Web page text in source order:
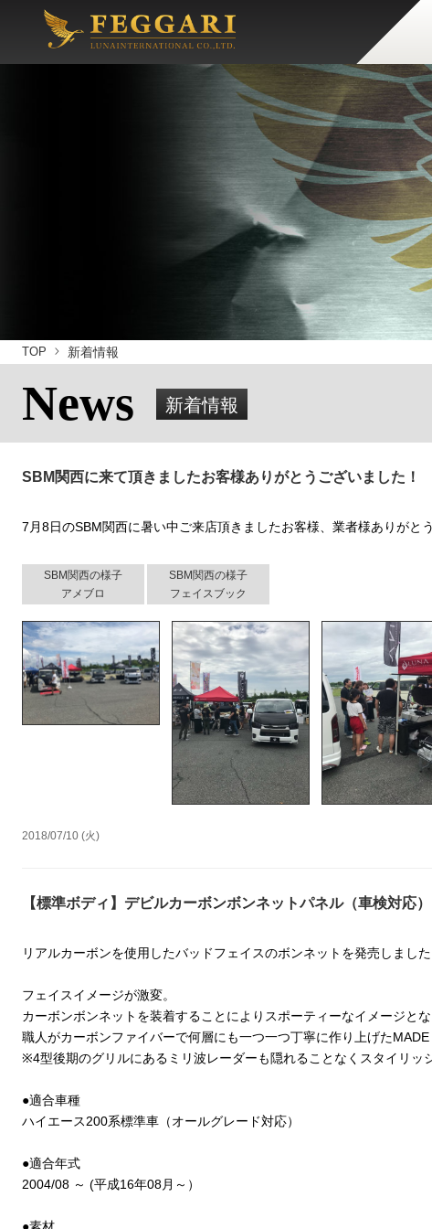
TOP 新着情報
News 新着情報
SBM関西に来て頂きましたお客様ありがとうございました！
7月8日のSBM関西に暑い中ご来店頂きましたお客様、業者様ありがと
SBM関西の様子
アメブロ
SBM関西の様子
フェイスブック
2018/07/10 (火)
【標準ボディ】デビルカーボンボンネットパネル（車検対応）
リアルカーボンを使用したバッドフェイスのボンネットを発売しました
フェイスイメージが激変。
カーボンボンネットを装着することによりスポーティーなイメージとな
職人がカーボンファイバーで何層にも一つ一つ丁寧に作り上げたMADE
※4型後期のグリルにあるミリ波レーダーも隠れることなくスタイリッ
●適合車種
ハイエース200系標準車（オールグレード対応）
●適合年式
2004/08 ～ (平成16年08月～）
●素材